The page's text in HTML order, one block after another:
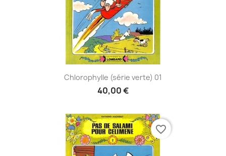
Chlorophylle (série verte) 01
40,00 €
favorite_border